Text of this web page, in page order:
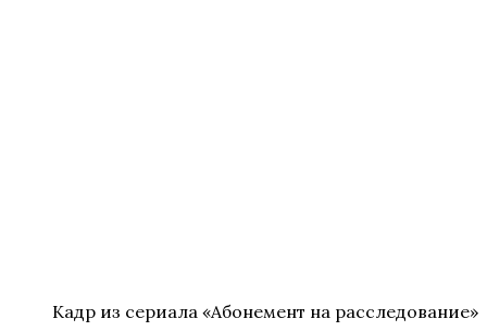
Кадр из сериала «Абонемент на расследование»